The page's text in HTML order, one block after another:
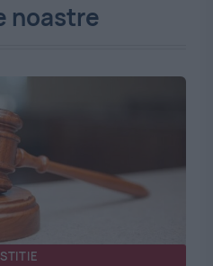
noastre